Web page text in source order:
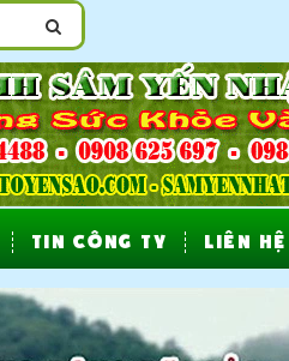
TIN CÔNG TY LIÊN HỆ